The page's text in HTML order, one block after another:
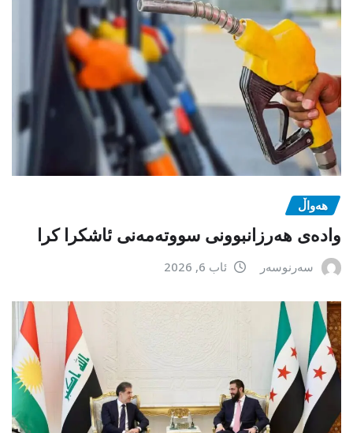
هەواڵ
وادەی هەرزانبوونی سووتەمەنی ئاشکرا کرا
سەرنوسەر ئاب 6, 2026